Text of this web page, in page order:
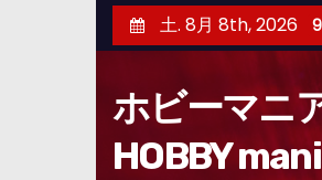
ン
土. 8月 8th, 2026
ホビーマニ
HOBBY